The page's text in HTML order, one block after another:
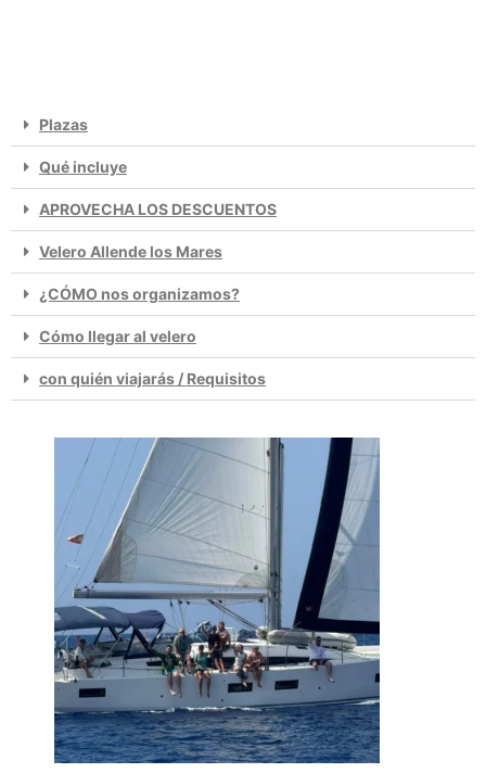
Plazas
Qué incluye
APROVECHA LOS DESCUENTOS
Velero Allende los Mares
¿CÓMO nos organizamos?
Cómo llegar al velero
con quién viajarás / Requisitos